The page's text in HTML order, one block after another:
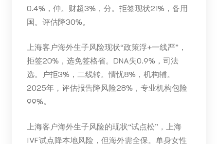
0.4%，仲。财超3%，分。拒签现状21%，备用
国。评估降30%。
上海客户海外生子风险现状“政策浮+一线严”，
拒签20%，选免签格省。DNA失0.9%，司法
选。户拒3%，二线转。情忧8%，机构辅。
2025年，评估报告降风险28%，专业机构包险
99%。
上海客户海外生子风险的现状“试点松”，上海
IVF试点降本地风险，但海外需全保。单身女性